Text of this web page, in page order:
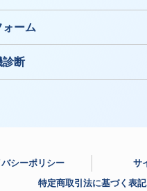
ォーム
診断
シーポリシー
サ
特定商取引法に基づく表記